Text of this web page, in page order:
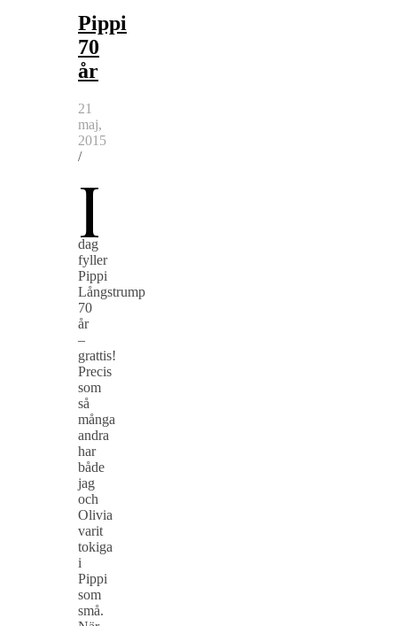
Pippi
70
år
21
maj,
2015
/
I
dag
fyller
Pippi
Långstrump
70
år
–
grattis!
Precis
som
så
många
andra
har
både
jag
och
Olivia
varit
tokiga
i
Pippi
som
små.